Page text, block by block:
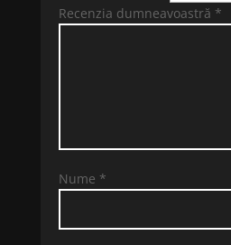
Recenzia dumneavoastră *
Nume *